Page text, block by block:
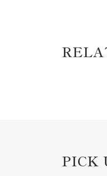
PICK